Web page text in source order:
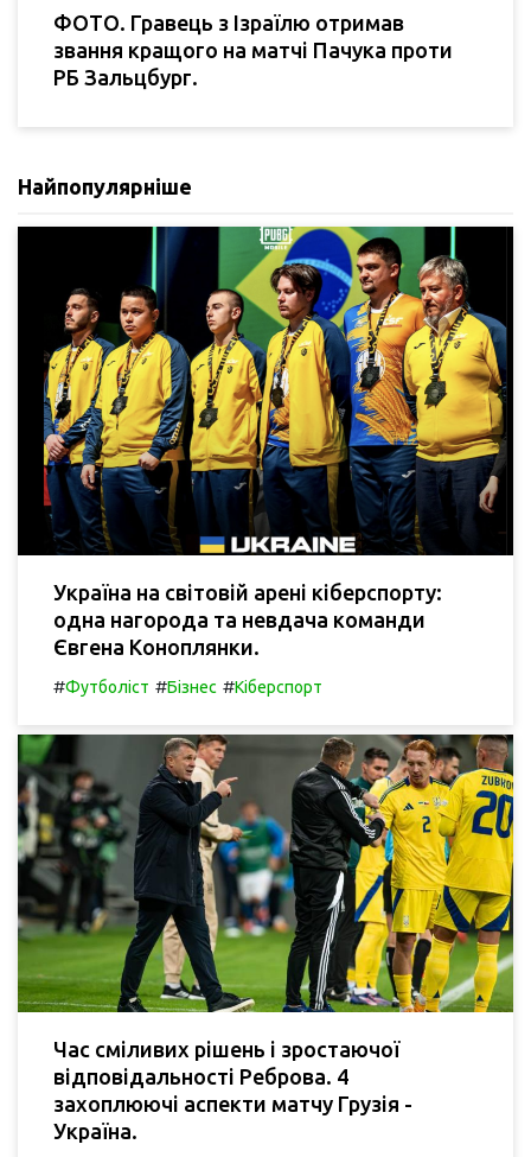
ФОТО. Гравець з Ізраїлю отримав
звання кращого на матчі Пачука проти
РБ Зальцбург.
Найпопулярніше
Україна на світовій арені кіберспорту:
одна нагорода та невдача команди
Євгена Коноплянки.
#Футболіст #Бізнес #Кіберспорт
Час сміливих рішень і зростаючої
відповідальності Реброва. 4
захоплюючі аспекти матчу Грузія -
Україна.